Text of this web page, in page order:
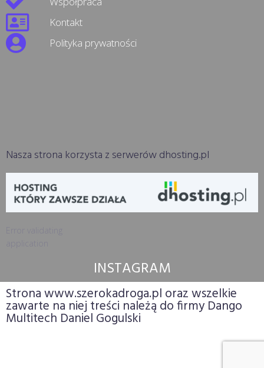
Kontakt
Polityka prywatności
Nasza strona korzysta z serwerów dhosting.pl
INSTAGRAM
Strona www.szerokadroga.pl oraz wszelkie
zawarte na niej treści należą do firmy Dango
Multitech Daniel Gogulski